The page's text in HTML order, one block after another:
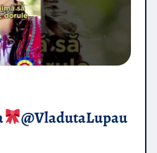
​@VladutaLupau